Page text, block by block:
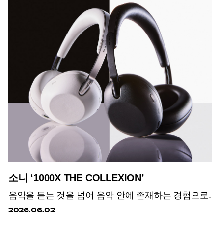
소니 ‘1000X THE COLLEXION’
음악을 듣는 것을 넘어 음악 안에 존재하는 경험으로.
2026.06.02